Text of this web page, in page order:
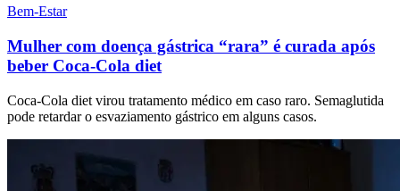
Bem-Estar
Mulher com doença gástrica “rara” é curada após
beber Coca-Cola diet
Coca-Cola diet virou tratamento médico em caso raro. Semaglutida
pode retardar o esvaziamento gástrico em alguns casos.